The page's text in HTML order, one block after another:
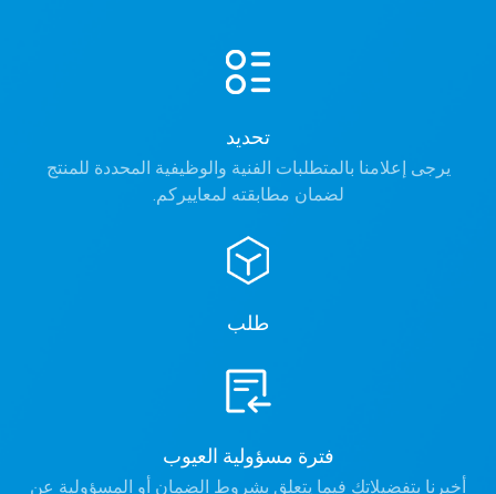
تحديد
يرجى إعلامنا بالمتطلبات الفنية والوظيفية المحددة للمنتج
لضمان مطابقته لمعاييركم.
طلب
فترة مسؤولية العيوب
أخبرنا بتفضيلاتك فيما يتعلق بشروط الضمان أو المسؤولية عن